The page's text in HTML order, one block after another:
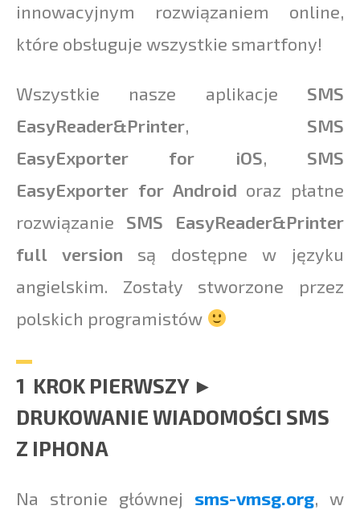
innowacyjnym rozwiązaniem online,
które obsługuje wszystkie smartfony!
Wszystkie nasze aplikacje SMS
EasyReader&Printer, SMS
EasyExporter for iOS, SMS
EasyExporter for Android oraz płatne
rozwiązanie SMS EasyReader&Printer
full version są dostępne w języku
angielskim. Zostały stworzone przez
polskich programistów
1 KROK PIERWSZY ►
DRUKOWANIE WIADOMOŚCI SMS
Z IPHONA
Na stronie głównej sms-vmsg.org, w